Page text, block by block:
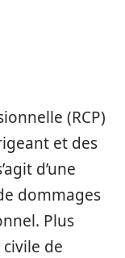
(RCP)
et des
d’une
dommages
Plus
de